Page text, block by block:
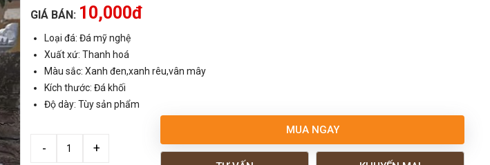
GIÁ BÁN: 10,000đ
Loại đá: Đá mỹ nghệ
Xuất xứ: Thanh hoá
Màu sắc: Xanh đen,xanh rêu,vân mây
Kích thước: Đá khối
Độ dày: Tùy sản phẩm
MUA NGAY